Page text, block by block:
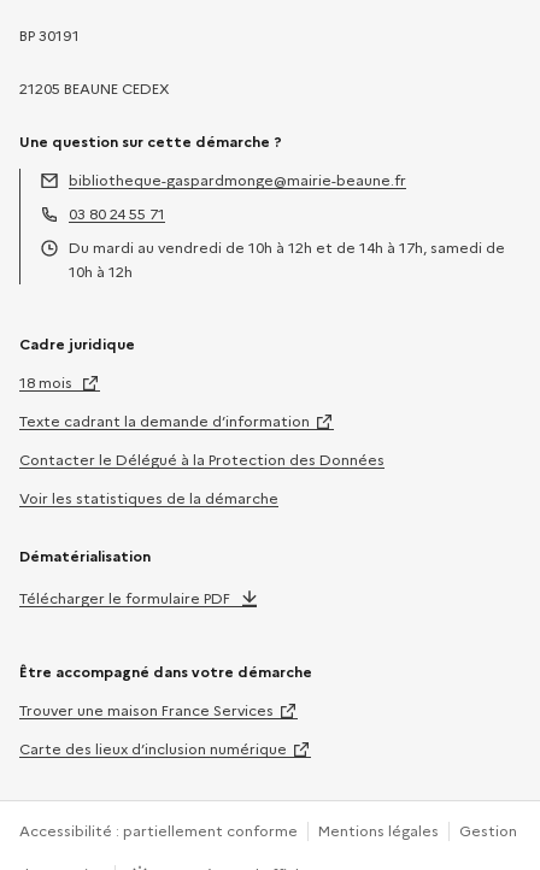
BP 30191
21205 BEAUNE CEDEX
Une question sur cette démarche ?
Adresse électronique :
bibliotheque-gaspardmonge@mairie-beaune.fr
Téléphone :
03 80 24 55 71
Horaires :
Du mardi au vendredi de 10h à 12h et de 14h à 17h, samedi de
10h à 12h
Cadre juridique
18 mois
Texte cadrant la demande d’information
Contacter le Délégué à la Protection des Données
Voir les statistiques de la démarche
Dématérialisation
Télécharger le formulaire PDF
Être accompagné dans votre démarche
Trouver une maison France Services
Carte des lieux d’inclusion numérique
Accessibilité : partiellement conforme Mentions légales Gestion